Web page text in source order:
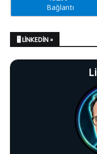
Bağlantı
🖥️ LINKEDIN »